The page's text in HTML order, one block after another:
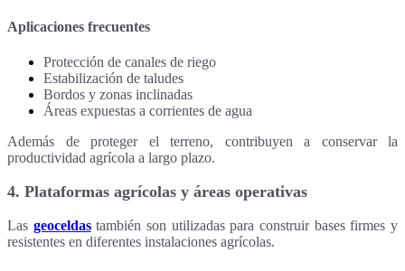
Aplicaciones frecuentes
Protección de canales de riego
Estabilización de taludes
Bordos y zonas inclinadas
Áreas expuestas a corrientes de agua
Además de proteger el terreno, contribuyen a conservar la
productividad agrícola a largo plazo.
4. Plataformas agrícolas y áreas operativas
Las geoceldastambién son utilizadas para construir bases firmes y
resistentes en diferentes instalaciones agrícolas.